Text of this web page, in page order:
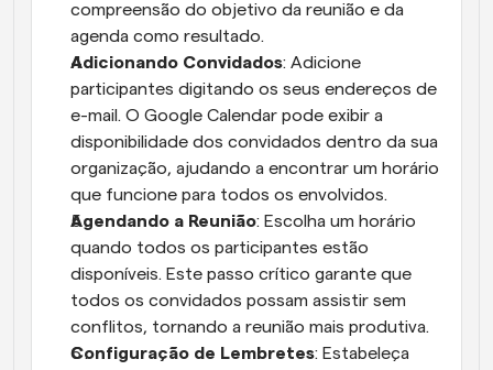
compreensão do objetivo da reunião e da
agenda como resultado.
Adicionando Convidados: Adicione
participantes digitando os seus endereços de
e-mail. O Google Calendar pode exibir a
disponibilidade dos convidados dentro da sua
organização, ajudando a encontrar um horário
que funcione para todos os envolvidos.
Agendando a Reunião: Escolha um horário
quando todos os participantes estão
disponíveis. Este passo crítico garante que
todos os convidados possam assistir sem
conflitos, tornando a reunião mais produtiva.
Configuração de Lembretes: Estabeleça